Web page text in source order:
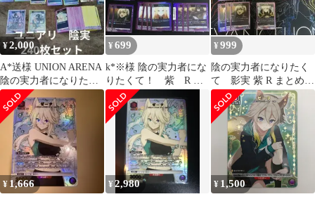
¥2,000
A*送様 UNION ARENA
陰の実力者になりたく
て！ デッキパーツ 24
¥699
k*※様 陰の実力者にな
りたくて！ 紫 R ま
とめうり ユニオンア
リーナ
¥999
陰の実力者になりたく
て 影実 紫 R まとめ
デッキパーツ ユニオン
アリーナ
¥ 1,666 ¥ 2,980 ¥ 1,500